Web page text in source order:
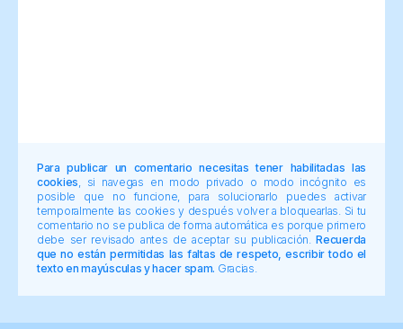
Para publicar un comentario necesitas tener habilitadas las
cookies , si navegas en modo privado o modo incógnito es
posible que no funcione, para solucionarlo puedes activar
temporalmente las cookies y después volver a bloquearlas. Si tu
comentario no se publica de forma automática es porque primero
debe ser revisado antes de aceptar su publicación.Recuerda
que no están permitidas las faltas de respeto, escribir todo el
texto en mayúsculas y hacer spam. Gracias.